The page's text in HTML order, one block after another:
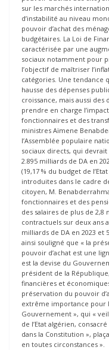
sur les marchés
d’instabilité au niveau
pouvoir d’achat des
budgétaires. La Loi de
caractérisée par une
sociaux notamment pour
l’objectif de maîtriser
catégories. Une tendance
hausse des dépenses
croissance, mais aussi
prendre en charge
fonctionnaires et des
ministres Aïmene
l’Assemblée populaire
sociaux directs, qui devrait
2.895 milliards de DA en
(19,17 % du budget de
introduites dans le cadre
citoyen, M.
fonctionnaires et des
des salaires de plus de
contractuels sur deux ans
milliards de DA en 2023 et
ainsi souligné que « la
pouvoir d’achat est une
est la devise du
président de la
financières et
préservation du pouvoir
extrême importance pour
Gouvernement », qui «
de l’Etat algérien,
dans la Constitution »,
en toutes circonstances ».